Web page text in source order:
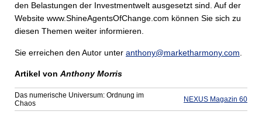
den Belastungen der Investmentwelt ausgesetzt sind. Auf der
Website www.ShineAgentsOfChange.com können Sie sich zu
diesen Themen weiter informieren.
Sie erreichen den Autor unter anthony@marketharmony.com
Artikel von Anthony Morris
Das numerische Universum: Ordnung im
Chaos
NEXUS Magazin 60